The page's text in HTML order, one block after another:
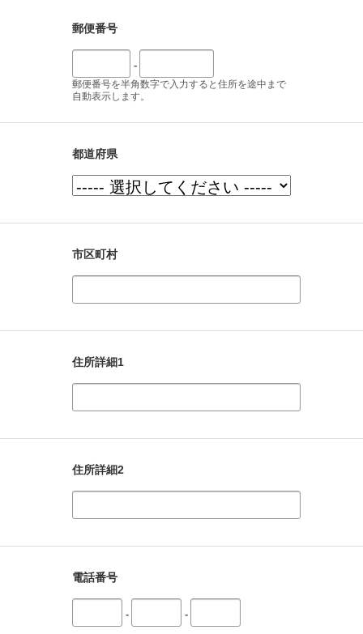
郵便番号
-
郵便番号を半角数字で入力すると住所を途中まで
自動表示します。
都道府県
市区町村
住所詳細1
住所詳細2
電話番号
- -